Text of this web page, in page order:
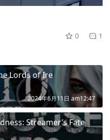
0 1
Lords of Ire
2024年6月11日 am12:47
Streamer’s Fate